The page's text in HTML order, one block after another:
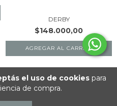
el uso de cookiespara
de compra.
DERBY
$148.000,00
AGREGAR AL CARRITO